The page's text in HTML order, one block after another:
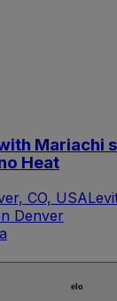
Mariachi
Heat
CO, USA
Denver
elo